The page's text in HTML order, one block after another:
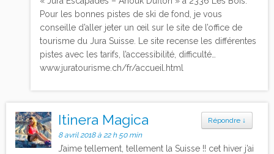
Pour les bonnes pistes de ski de fond, je vous
conseille d’aller jeter un œil sur le site de l’office de
tourisme du Jura Suisse. Le site recense les différentes
pistes avec les tarifs, l’accessibilité, difficulté…
www.juratourisme.ch/fr/accueil.html
Répondre ↓
Itinera Magica
8 avril 2018 à 22 h 50 min
J’aime tellement, tellement la Suisse !! cet hiver j’ai